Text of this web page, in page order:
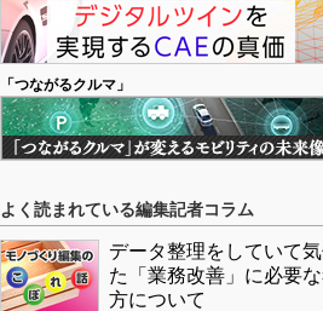
「つながるクルマ」
よく読まれている編集記者コラム
データ整理をしていて
た「業務改善」に必要な
方について